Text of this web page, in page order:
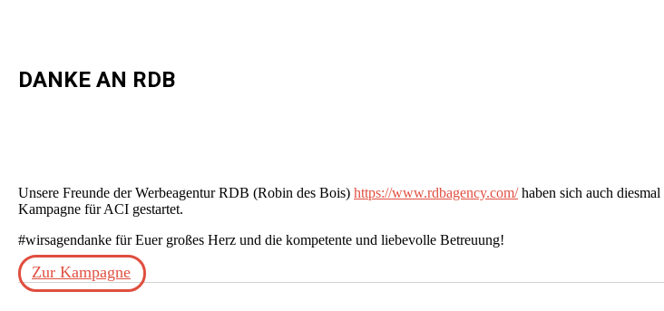
DANKE AN RDB
Unsere Freunde der Werbeagentur RDB (Robin des Bois) https://www.rdbagency.com/haben sich auch
Kampagne für ACI gestartet.
#wirsagendanke für Euer großes Herz und die kompetente und liebevolle Betreuung!
Zur Kampagne